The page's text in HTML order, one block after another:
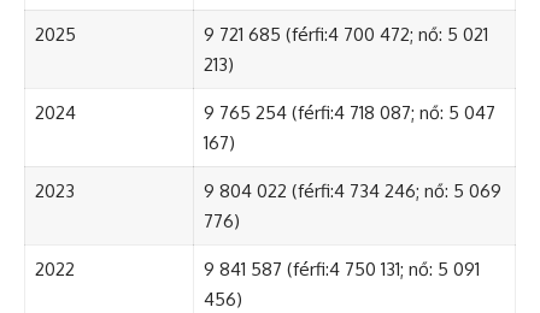
2025
9 721 685 (férfi:4 700 472; nő: 5 021
213)
2024
9 765 254 (férfi:4 718 087; nő: 5 047
167)
2023
9 804 022 (férfi:4 734 246; nő: 5 069
776)
2022
9 841 587 (férfi:4 750 131; nő: 5 091
456)